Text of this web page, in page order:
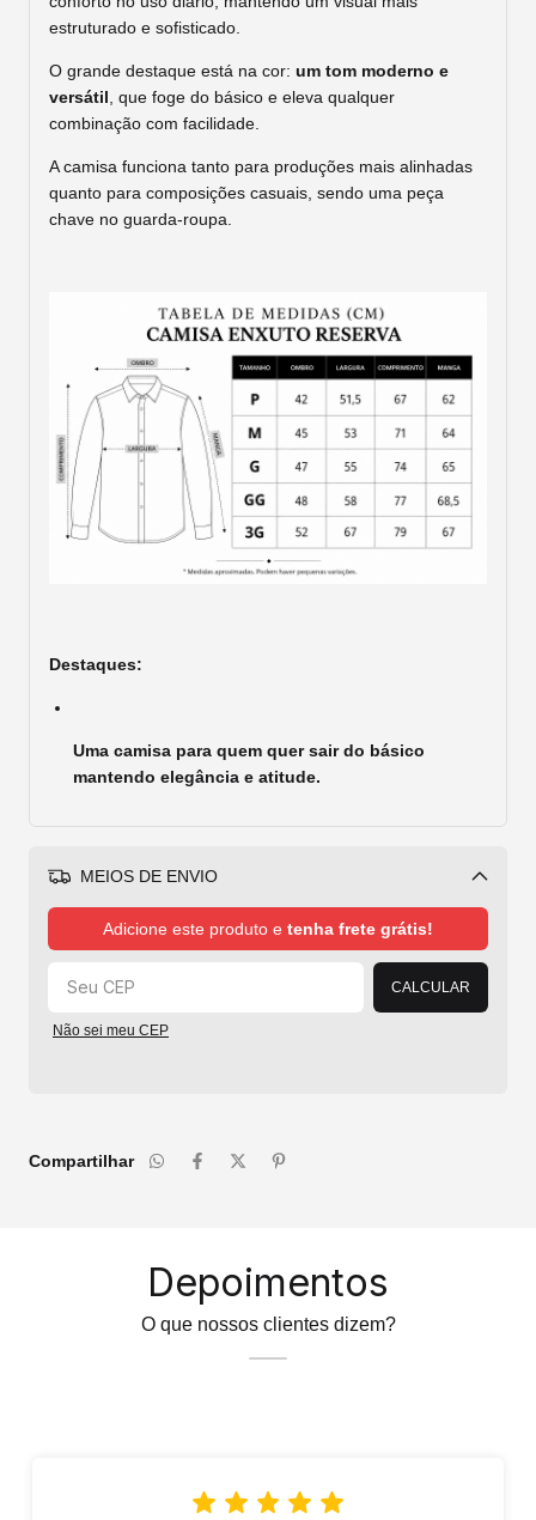
estruturado e sofisticado.
O grande destaque está na cor: um tom moderno e
versátil, que foge do básico e eleva qualquer
combinação com facilidade.
A camisa funciona tanto para produções mais alinhadas
quanto para composições casuais, sendo uma peça
chave no guarda-roupa.
Destaques:
Uma camisa para quem quer sair do básico
mantendo elegância e atitude.
MEIOS DE ENVIO
Alterar CEP
Adicione este produto e tenha frete grátis!
CALCULAR
Não sei meu CEP
Compartilhar
Depoimentos
O que nossos clientes dizem?